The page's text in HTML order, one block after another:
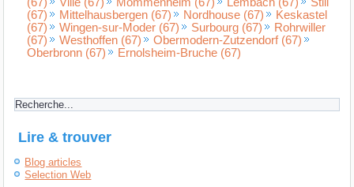
(67)
Mittelhausbergen (67) Nordhouse (67)
Keskastel
(67)
Wingen-sur-Moder (67) Surbourg (67)
Rohrwiller
(67)
Westhoffen (67)
Obermodern-Zutzendorf (67)
Oberbronn (67)
Ernolsheim-Bruche (67)
Lire & trouver
Blog articles
Selection Web